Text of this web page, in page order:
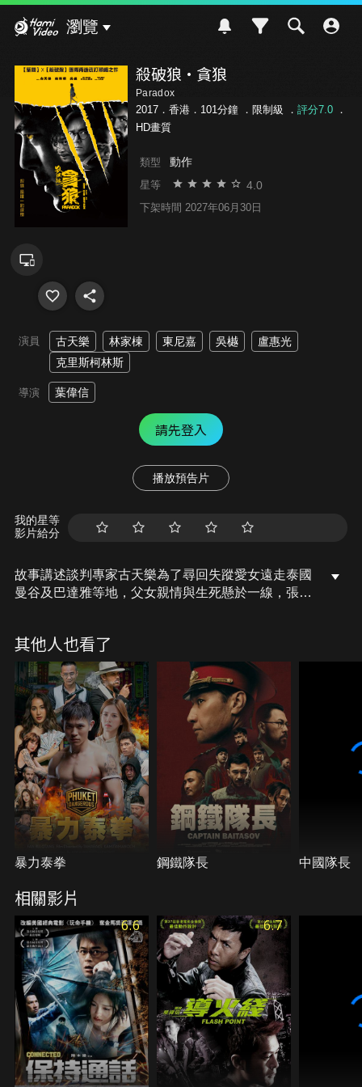
瀏覽
殺破狼·貪狼
Paradox
2017．香港．101分鐘 ． 限制級 ． 評分7.0．
HD畫質
類型 動作
星等 4.0
下架時間 2027年06月30日
演員 古天樂 林家棟 東尼嘉 吳樾
盧惠光
克里斯柯林斯
導演 葉偉信
請先登入
播放預告片
我的星等
影片給分
故事講述談判專家古天樂為了尋回失蹤愛女遠走泰國
曼谷及巴達雅等地，父女親情與生死懸於一線，張力
其他人也看了
暴力泰拳 鋼鐵隊長 中國隊長
相關影片
6.6 6.7